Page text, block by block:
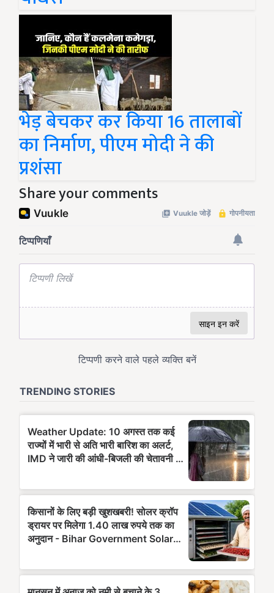
भेड़ बेचकर कर किया 16 तालाबों
का निर्माण, पीएम मोदी ने की
प्रशंसा
Share your comments